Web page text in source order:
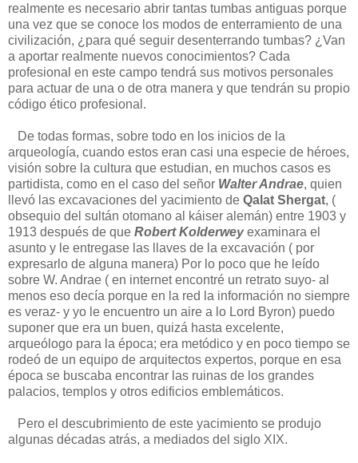
realmente es necesario abrir tantas tumbas antiguas porque
una vez que se conoce los modos de enterramiento de una
civilización, ¿para qué seguir desenterrando tumbas? ¿Van
a aportar realmente nuevos conocimientos? Cada
profesional en este campo tendrá sus motivos personales
para actuar de una o de otra manera y que tendrán su propio
código ético profesional.
De todas formas, sobre todo en los inicios de la
arqueología, cuando estos eran casi una especie de héroes,
visión sobre la cultura que estudian, en muchos casos es
partidista, como en el caso del señor Walter Andrae, quien
llevó las excavaciones del yacimiento de Qalat Shergat, (
obsequio del sultán otomano al káiser alemán) entre 1903 y
1913 después de que Robert Kolderweyexaminara el
asunto y le entregase las llaves de la excavación ( por
expresarlo de alguna manera) Por lo poco que he leído
sobre W. Andrae ( en internet encontré un retrato suyo- al
menos eso decía porque en la red la información no siempre
es veraz- y yo le encuentro un aire a lo Lord Byron) puedo
suponer que era un buen, quizá hasta excelente,
arqueólogo para la época; era metódico y en poco tiempo se
rodeó de un equipo de arquitectos expertos, porque en esa
época se buscaba encontrar las ruinas de los grandes
palacios, templos y otros edificios emblemáticos.
Pero el descubrimiento de este yacimiento se produjo
algunas décadas atrás, a mediados del siglo XIX.